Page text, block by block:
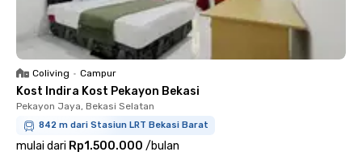
Coliving • Campur
Kost Indira Kost Pekayon Bekasi
Pekayon Jaya, Bekasi Selatan
842 m dari Stasiun LRT Bekasi Barat
mulai dari Rp1.500.000 /bulan